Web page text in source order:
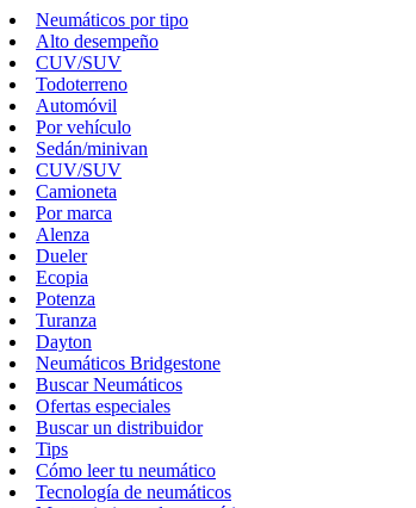
Neumáticos por tipo
Alto desempeño
CUV/SUV
Todoterreno
Automóvil
Por vehículo
Sedán/minivan
CUV/SUV
Camioneta
Por marca
Alenza
Dueler
Ecopia
Potenza
Turanza
Dayton
Neumáticos Bridgestone
Buscar Neumáticos
Ofertas especiales
Buscar un distribuidor
Tips
Cómo leer tu neumático
Tecnología de neumáticos